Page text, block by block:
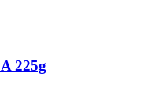
225g